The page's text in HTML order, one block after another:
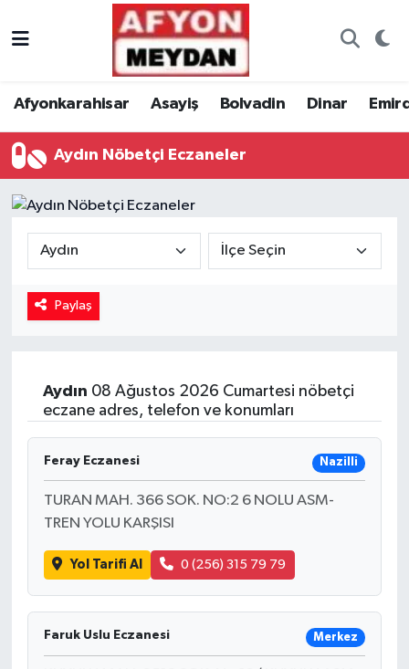
Afyonkarahisar Asayiş Bolvadin Dinar
Aydın Nöbetçi Eczaneler
Paylaş
Aydın 08 Ağustos 2026 Cumartesi nöbetçi
eczane adres, telefon ve konumları
Feray Eczanesi Nazilli
TURAN MAH. 366 SOK. NO:2 6 NOLU ASM-
TREN YOLU KARŞISI
Yol Tarifi Al 0 (256) 315 79 79
Faruk Uslu Eczanesi Merkez
Nöbetçi Eczaneler
Trafik Durumu
Süper Lig Puan Durumu ve Fikstür
Tüm Manşetler
Son Dakika Haberleri